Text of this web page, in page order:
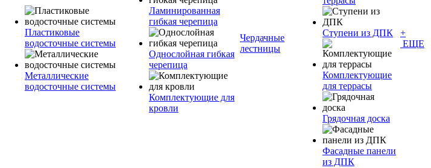
Пластиковые
водосточные системы
Металлические
водосточные системы
Ламинированная
гибкая черепица
Однослойная гибкая
черепица
Комплектующие для
кровли
Чердачные
лестницы
Ступени из ДПК
Комплектующие
для террасы
Грядочная доска
Фасадные панели
из ДПК
+
ЕЩЕ